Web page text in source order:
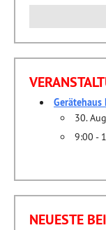
nach:
Gerätehaus
30.
9:00 -
NEUESTE